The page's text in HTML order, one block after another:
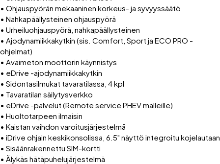
• Ohjauspyörän mekaaninen korkeus- ja syvyyssäätö
• Nahkapäällysteinen ohjauspyörä
• Urheiluohjauspyörä, nahkapäällysteinen
• Ajodynamiikkakytkin (sis. Comfort, Sport ja ECO PRO -
ohjelmat)
• Avaimeton moottorin käynnistys
• eDrive -ajodynamiikkakytkin
• Sidontasilmukat tavaratilassa, 4 kpl
• Tavaratilan säilytysverkko
• eDrive -palvelut (Remote service PHEV malleille)
• Huoltotarpeen ilmaisin
• Kaistan vaihdon varoitusjärjestelmä
• iDrive ohjain keskikonsolissa, 6.5" näyttö integroitu kojelautaan
• Sisäänrakennettu SIM-kortti
• Älykäs hätäpuhelujärjestelmä